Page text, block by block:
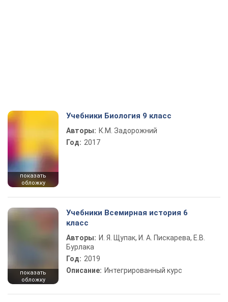
показать
обложку
Учебники Биология 9 класс
Авторы: К.М. Задорожний
Год: 2017
показать
обложку
Учебники Всемирная история 6
класс
Авторы: И. Я. Щупак, И. А. Пискарева, Е.В.
Бурлака
Год: 2019
Описание: Интегрированный курс